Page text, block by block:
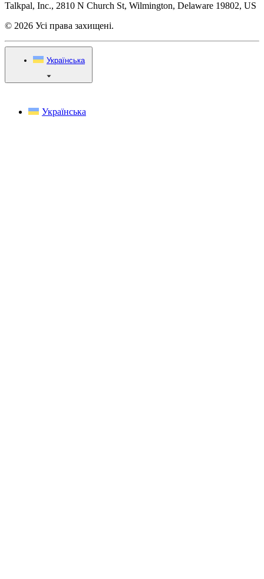
Talkpal, Inc., 2810 N Church St, Wilmington, Delaware 19802, US
© 2026 Усі права захищені.
Українська
Українська